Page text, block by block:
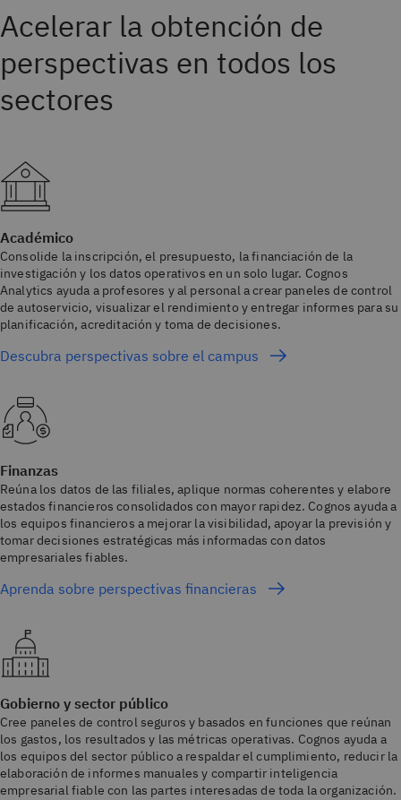
Acelerar la obtención de
perspectivas en todos los
sectores
Académico
Consolide la inscripción, el presupuesto, la financiación de la
investigación y los datos operativos en un solo lugar. Cognos
Analytics ayuda a profesores y al personal a crear paneles de control
de autoservicio, visualizar el rendimiento y entregar informes para su
planificación, acreditación y toma de decisiones.
Descubra perspectivas sobre el campus
Finanzas
Reúna los datos de las filiales, aplique normas coherentes y elabore
estados financieros consolidados con mayor rapidez. Cognos ayuda a
los equipos financieros a mejorar la visibilidad, apoyar la previsión y
tomar decisiones estratégicas más informadas con datos
empresariales fiables.
Aprenda sobre perspectivas financieras
Gobierno y sector público
Cree paneles de control seguros y basados en funciones que reúnan
los gastos, los resultados y las métricas operativas. Cognos ayuda a
los equipos del sector público a respaldar el cumplimiento, reducir la
elaboración de informes manuales y compartir inteligencia
empresarial fiable con las partes interesadas de toda la organización.